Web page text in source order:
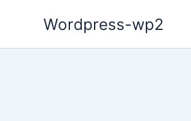
Wordpress-wp2